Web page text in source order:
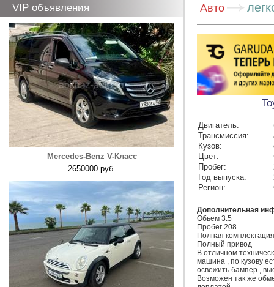
VIP объявления
Mercedes-Benz V-Класс
2650000 руб.
Авто
Двигатель:
Трансмиссия:
Кузов:
Цвет:
Пробег:
Год выпуска:
Регион:
Дополнительная
Обьем 3.5
Пробег 208
Полная
Полный привод
В отличном
машина , по кузову
освежить бампер ,
Возможен так же